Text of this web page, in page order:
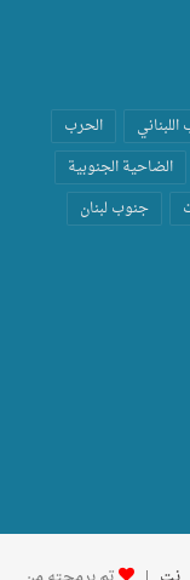
الحرب
الضاحية الجنوبية
جنوب لبنان